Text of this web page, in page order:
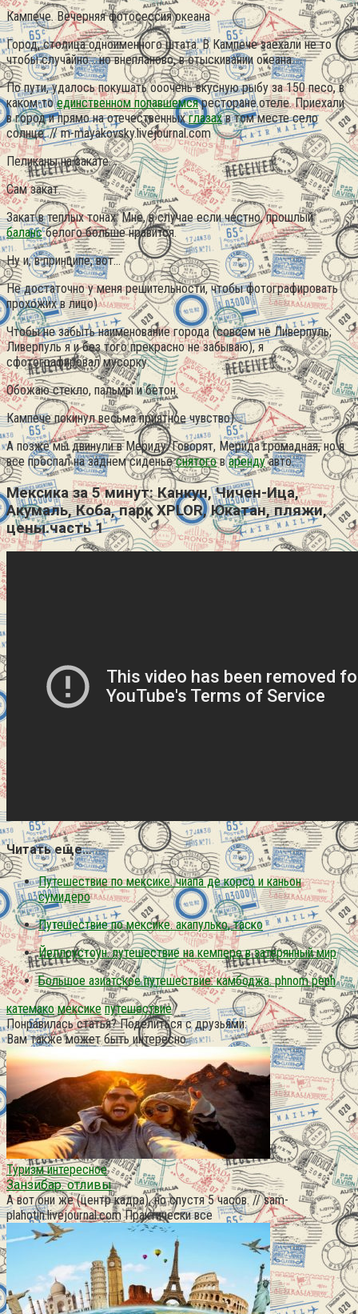
Кампече. Вечерняя фотосессия океана
Город, столица одноименного штата. В Кампече заехали не то
чтобы случайно… но внепланово, в отыскивании океана.
По пути, удалось покушать ооочень вкусную рыбу за 150 песо, в
каком-тоединственном попавшемсяресторане.отеле. Приехали
в город и прямо на отечественныхглазахв том месте село
солнце. // m-mayakovsky.livejournal.com
Пеликаны на закате.
Сам закат.
Закат в теплых тонах. Мне, в случае если честно, прошлый
балансбелого больше нравится.
Ну и, в принципе, вот…
Не достаточно у меня решительности, чтобы фотографировать
прохожих в лицо)
Чтобы не забыть наименование города (совсем не Ливерпуль;
Ливерпуль я и без того прекрасно не забываю), я
сфотографировал мусорку.
Обожаю стекло, пальмы и бетон.
Кампече покинул весьма приятное чувство)
А позже мы двинули в Мериду. Говорят, Мерида громадная, но я
все проспал на заднем сиденьеснятоговарендуавто.
Мексика за 5 минут: Канкун, Чичен-Ица,
Акумаль, Коба, парк XPLOR, Юкатан, пляжи,
цены.часть 1
Читать еще…
Путешествие по мексике. чиапа де корсо и каньон
сумидеро
Путешествие по мексике. акапулько, таско
Йеллоустоун. путешествие на кемпере в затерянный мир
Большое азиатское путешествие: камбоджа. phnom penh
катемако мексике путешествие
Понравилась статья? Поделиться с друзьями:
Вам также может быть интересно
Туризм интересное
Занзибар. отливы
А вот они же (центр кадра), но спустя 5 часов. // sam-
plahotin.livejournal.com Практически все